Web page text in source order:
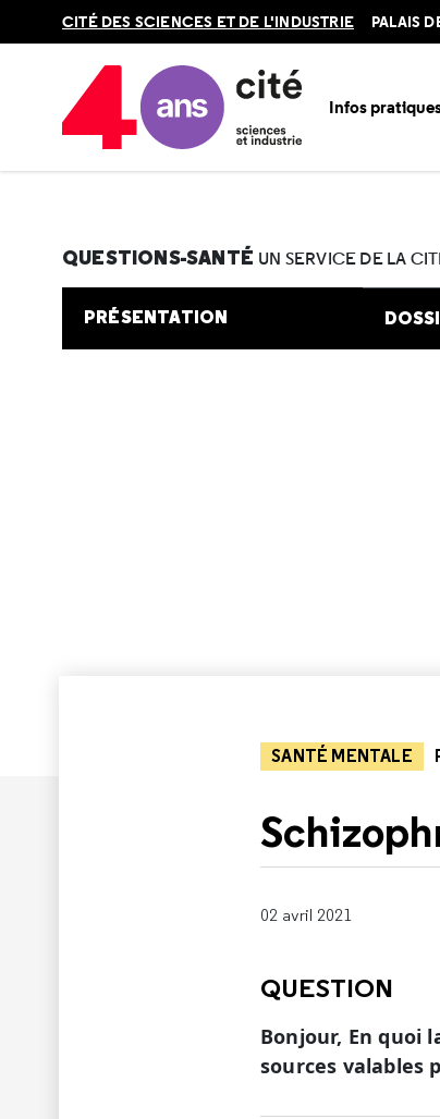
en
CITÉ DES SCIENCES ET DE L'INDUSTRIE PALAIS
Infos
Accueil Au programme
QUESTIONS-SANTÉ UN SERVICE DE LA
PRÉSENTATION
SANTÉ MENTALE
02 avril 2021
QUESTION
Bonjour, En quoi
sources valables